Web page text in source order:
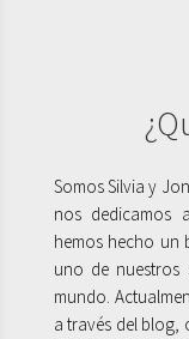
Somos Silvia y
nos dedicamos
hemos hecho un
uno de
mundo.
a través del blog,